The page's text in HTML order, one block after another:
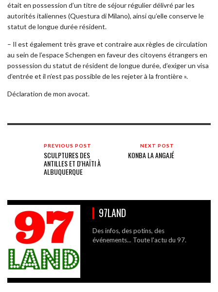
était en possession d’un titre de séjour régulier délivré par les
autorités italiennes (Questura di Milano), ainsi qu’elle conserve le
statut de longue durée résident.
– Il est également très grave et contraire aux règles de circulation
au sein de l’espace Schengen en faveur des citoyens étrangers en
possession du statut de résident de longue durée, d’exiger un visa
d’entrée et il n’est pas possible de les rejeter à la frontière ».
Déclaration de mon avocat.
PREVIOUS POST
SCULPTURES DES
ANTILLES ET D'HAÏTI À
ALBUQUERQUE
NEXT POST
KONBA LA ANGAJÉ
97LAND
Des infos, des potins, des
événements... Toute l'actu du 97.